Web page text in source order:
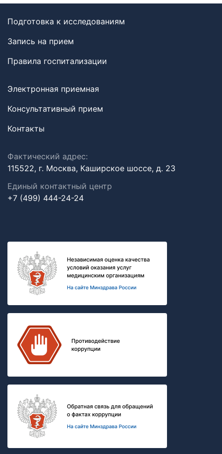
Подготовка к исследованиям
Запись на прием
Правила госпитализации
Электронная приемная
Консультативный прием
Контакты
Фактический адрес:
115522, г. Москва, Каширское шоссе, д. 23
Единый контактный центр
+7 (499) 444-24-24